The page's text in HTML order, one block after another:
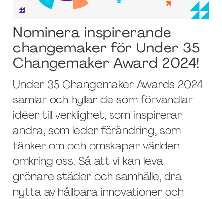
Nominera inspirerande
changemaker för Under 35
Changemaker Award 2024!
Under 35 Changemaker Awards 2024
samlar och hyllar de som förvandlar
idéer till verklighet, som inspirerar
andra, som leder förändring, som
tänker om och omskapar världen
omkring oss. Så att vi kan leva i
grönare städer och samhälle, dra
nytta av hållbara innovationer och